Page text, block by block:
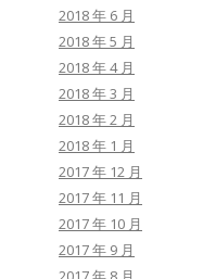
2018 年 6 月
2018 年 5 月
2018 年 4 月
2018 年 3 月
2018 年 2 月
2018 年 1 月
2017 年 12 月
2017 年 11 月
2017 年 10 月
2017 年 9 月